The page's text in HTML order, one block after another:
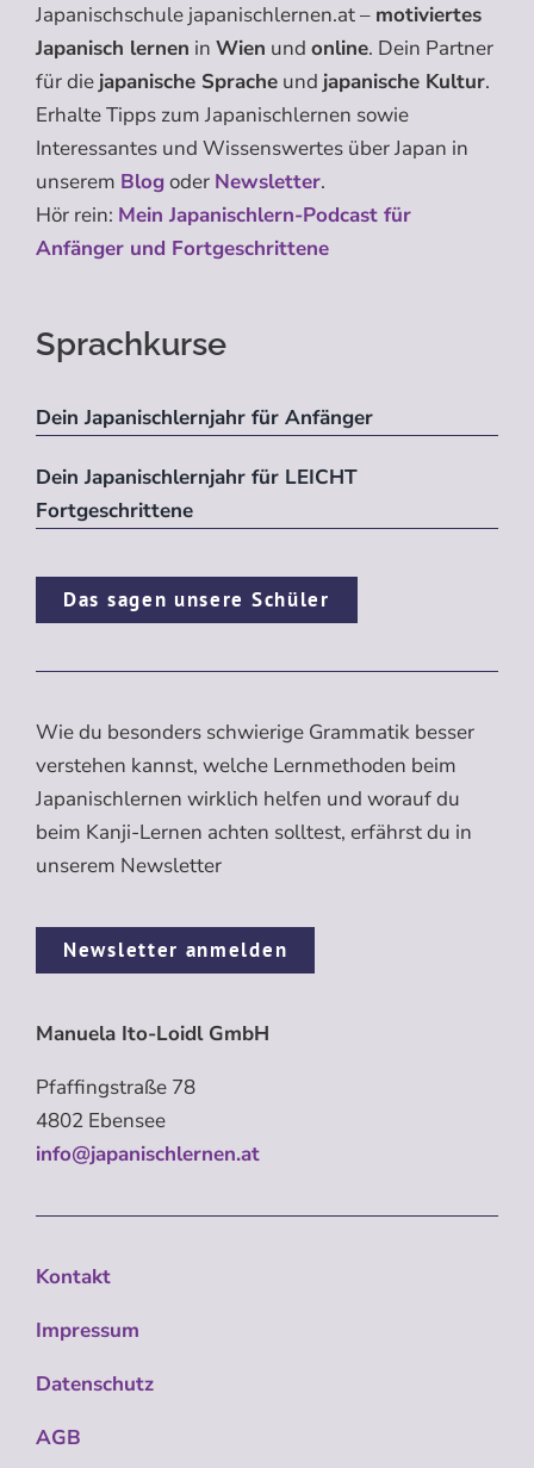
Japanischschule japanischlernen.at – motiviertes
Japanisch lernen in Wien und online. Dein Partner
für die japanische Sprache und japanische Kultur.
Erhalte Tipps zum Japanischlernen sowie
Interessantes und Wissenswertes über Japan in
unserem Blogoder Newsletter.
Hör rein: Mein Japanischlern-Podcast für
Anfänger und Fortgeschrittene
Sprachkurse
Dein Japanischlernjahr für Anfänger
Dein Japanischlernjahr für LEICHT
Fortgeschrittene
Das sagen unsere Schüler
Wie du besonders schwierige Grammatik besser
verstehen kannst, welche Lernmethoden beim
Japanischlernen wirklich helfen und worauf du
beim Kanji-Lernen achten solltest, erfährst du in
unserem Newsletter
Newsletter anmelden
Manuela Ito-Loidl GmbH
Pfaffingstraße 78
4802 Ebensee
info@japanischlernen.at
Kontakt
Impressum
Datenschutz
AGB